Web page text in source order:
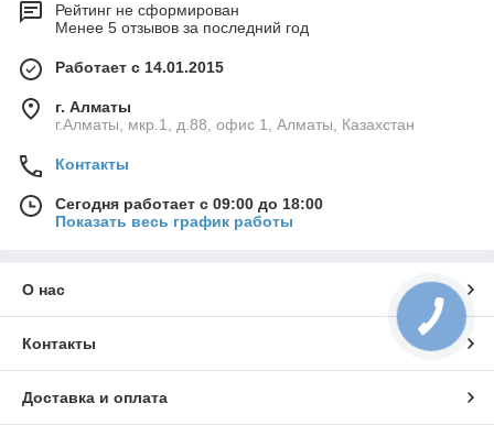
Рейтинг не сформирован
Менее 5 отзывов за последний год
Работает с 14.01.2015
г. Алматы
г.Алматы, мкр.1, д.88, офис 1, Алматы, Казахстан
Контакты
Сегодня работает с 09:00 до 18:00
Показать весь график работы
О нас
Контакты
Доставка и оплата